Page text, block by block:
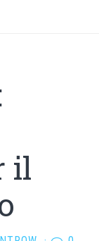
il